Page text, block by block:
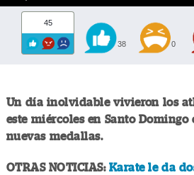
45
38 0
Un día inolvidable vivieron los
este miércoles en Santo Domingo
nuevas medallas.
OTRAS NOTICIAS: Karate le da